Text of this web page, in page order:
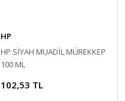
HP
HP SİYAH MUADİL MÜREKKEP
100 ML
102,53 TL